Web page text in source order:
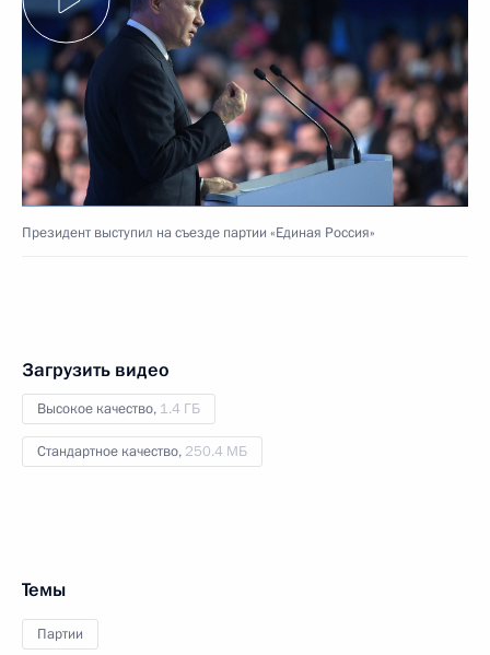
Президент выступил на съезде партии «Единая Россия»
Загрузить видео
Высокое качество, 1.4 ГБ
Стандартное качество, 250.4 МБ
Темы
Партии